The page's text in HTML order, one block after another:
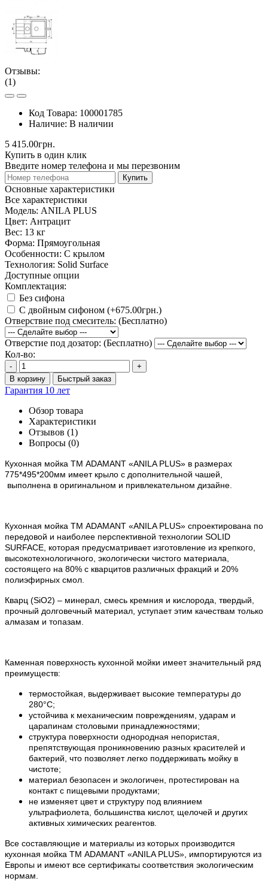
Отзывы:
(1)
Код Товара: 100001785
Наличие: В наличии
5 415.00грн.
Купить в один клик
Введите номер телефона и мы перезвоним
Купить
Основные характеристики
Все характеристики
Модель: ANILA PLUS
Цвет: Антрацит
Вес: 13 кг
Форма: Прямоугольная
Особенности: С крылом
Технология: Solid Surface
Доступные опции
Комплектация:
Без сифона
С двойным сифоном (+675.00грн.)
Отверствие под смеситель: (Бесплатно)
Отверстие под дозатор: (Бесплатно)
Кол-во:
-
+
В корзину
Быстрый заказ
Гарантия 10 лет
Обзор товара
Характеристики
Отзывов (1)
Вопросы (0)
Кухонная мойка ТМ ADAMANT «ANILA PLUS» в размерах
775*495*200мм имеет крыло с дополнительной чашей,
выполнена в оригинальном и привлекательном дизайне.
Кухонная мойка ТМ ADAMANT «ANILA PLUS» спроектирована по
передовой и наиболее перспективной технологии SOLID
SURFACE, которая предусматривает изготовление из крепкого,
высокотехнологичного, экологически чистого материала,
состоящего на 80% с кварцитов различных фракций и 20%
полиэфирных смол.
Кварц (SiO2) – минерал, смесь кремния и кислорода, твердый,
прочный долговечный материал, уступает этим качествам только
алмазам и топазам.
Каменная поверхность кухонной мойки имеет значительный ряд
преимуществ:
термостойкая, выдерживает высокие температуры до
280°С;
устойчива к механическим повреждениям, ударам и
царапинам столовыми принадлежностями;
структура поверхности однородная непористая,
препятствующая проникновению разных красителей и
бактерий, что позволяет легко поддерживать мойку в
чистоте;
материал безопасен и экологичен, протестирован на
контакт с пищевыми продуктами;
не изменяет цвет и структуру под влиянием
ультрафиолета, большинства кислот, щелочей и других
активных химических реагентов.
Все составляющие и материалы из которых производится
кухонная мойка ТМ ADAMANT «ANILA PLUS», импортируются из
Европы и имеют все сертификаты соответствия экологическим
нормам.